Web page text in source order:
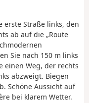
erste Straße links, den
ab auf die „Route
Sie nach 150 m links
einen Weg, der rechts
abzweigt. Biegen
Schöne Aussicht auf
bei klarem Wetter.